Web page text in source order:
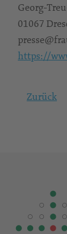
Georg-
01067
https://
Zurück